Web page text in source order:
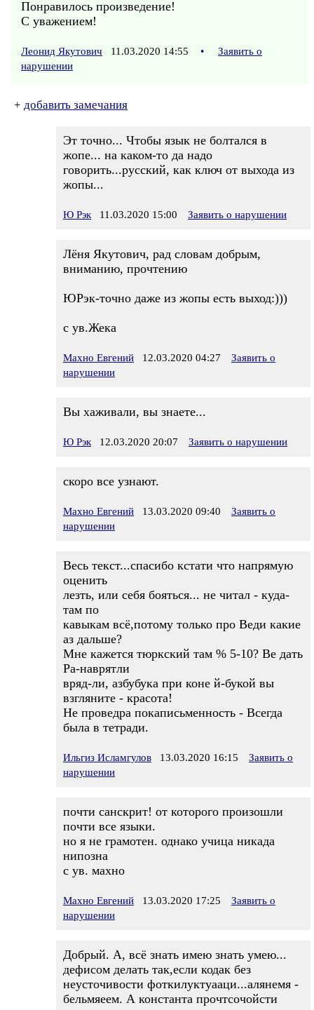
Понравилось произведение!
С уважением!
Леонид Якутович 11.03.2020 14:55 •
Заявить о
нарушении
+ добавить замечания
Эт точно... Чтобы язык не болтался в
жопе... на каком-то да надо
говорить...русский, как ключ от выхода из
жопы...
Ю Рэк 11.03.2020 15:00 Заявить о нарушении
Лёня Якутович, рад словам добрым,
вниманию, прочтению
ЮРэк-точно даже из жопы есть выход:)))
с ув.Жека
Махно Евгений 12.03.2020 04:27
Заявить о
нарушении
Вы хаживали, вы знаете...
Ю Рэк 12.03.2020 20:07 Заявить о нарушении
скоро все узнают.
Махно Евгений 13.03.2020 09:40
Заявить о
нарушении
Весь текст...спасибо кстати что напрямую
оценить
лезть, или себя бояться... не читал - куда-
там по
кавыкам всё,потому только про Веди какие
аз дальше?
Мне кажется тюркский там % 5-10? Ве дать
Ра-наврятли
вряд-ли, азбубука при коне й-букой вы
взгляните - красота!
Не проведра покаписьменность - Всегда
была в тетради.
Ильгиз Исламгулов 13.03.2020 16:15
Заявить о
нарушении
почти санскрит! от которого произошли
почти все языки.
но я не грамотен. однако учица никада
нипозна
с ув. махно
Махно Евгений 13.03.2020 17:25
Заявить о
нарушении
Добрый. А, всё знать имею знать умею...
дефисом делать так,если кодак без
неусточивости фоткилуктуааци...алянемя -
бельмяеем. А константа прочтсочойсти